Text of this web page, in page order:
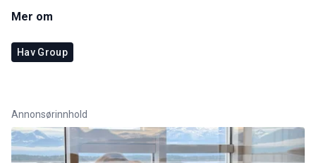
Mer om
Hav Group
Annonsørinnhold